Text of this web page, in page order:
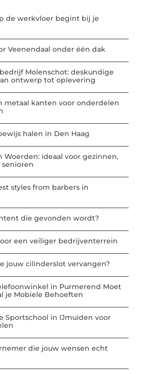
de werkvloer begint bij je
Veenendaal onder één dak
Molenschot: deskundige
ontwerp tot oplevering
metaal kanten voor onderdelen
halen in Den Haag
Woerden: ideaal voor gezinnen,
styles from barbers in
die gevonden wordt?
een veiliger bedrijventerrein
jouw cilinderslot vervangen?
in Purmerend Moet
je Mobiele Behoeften
Sportschool in IJmuiden voor
die jouw wensen echt